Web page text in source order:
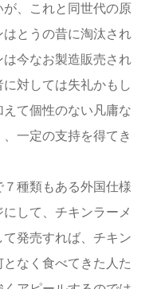
、これと同世代の原
とうの昔に淘汰され
今なお製造販売され
対しては失礼かもし
て個性のない凡庸な
一定の支持を得てき
種類もある外国仕様
して、チキンラーメ
発売すれば、チキン
なく食べてきた人た